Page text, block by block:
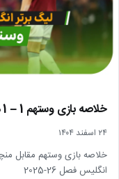
خلاصه بازی وستهم 1 – 1 منچسترسیتی (لیگ برتر انگلیس)
۲۴ اسفند ۱۴۰۴
خلاصه بازی وستهم مقابل
انگلیس فصل 26-2025